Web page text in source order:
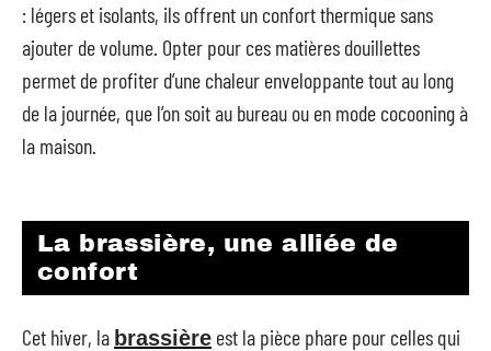
: légers et isolants, ils offrent un confort thermique sans
ajouter de volume. Opter pour ces matières douillettes
permet de profiter d’une chaleur enveloppante tout au long
de la journée, que l’on soit au bureau ou en mode cocooning à
la maison.
La brassière, une alliée de
confort
Cet hiver, la brassière est la pièce phare pour celles qui